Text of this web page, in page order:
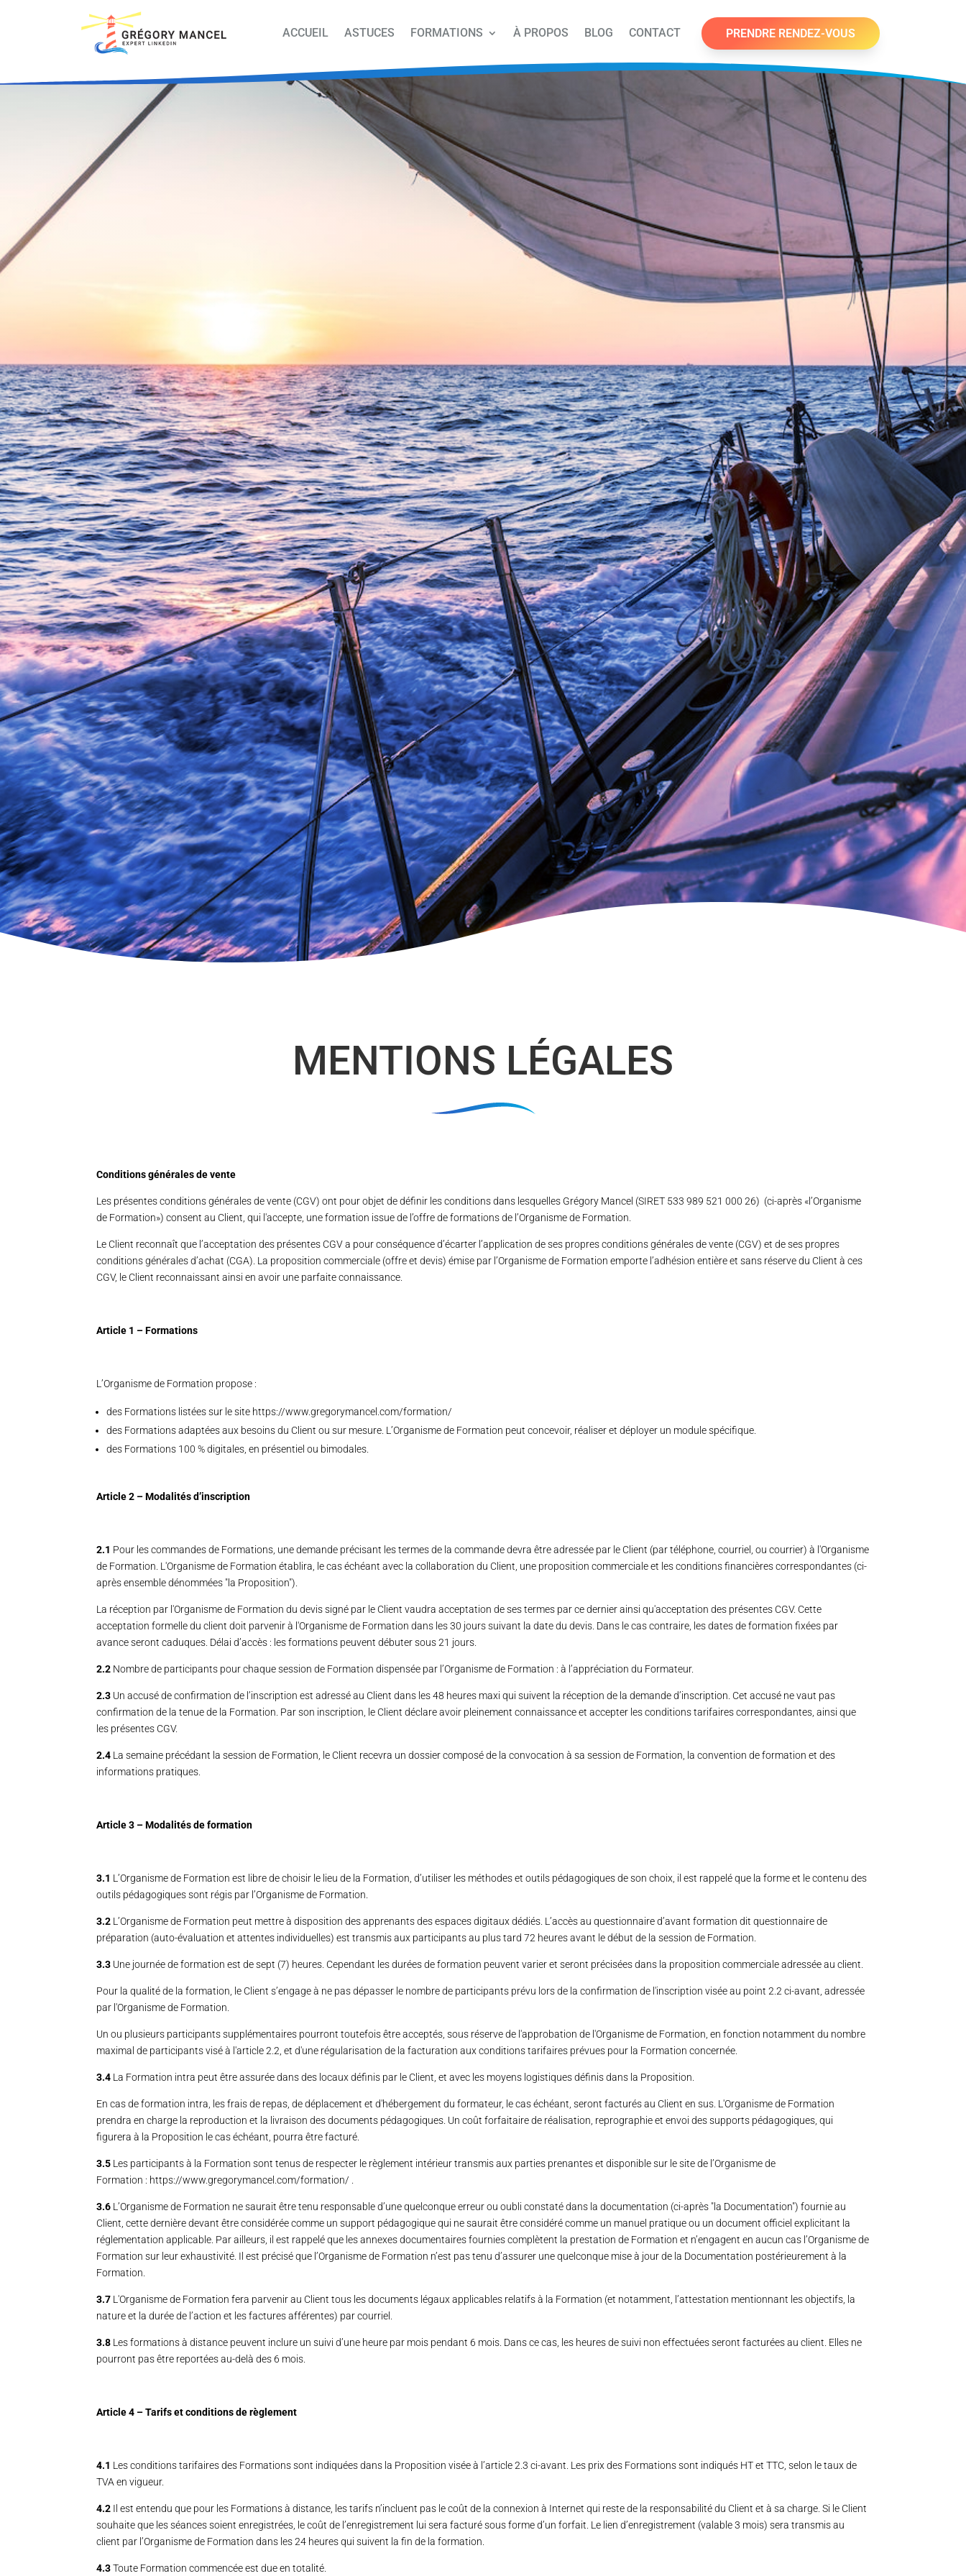
ACCUEIL ASTUCES FORMATIONS À PROPOS BLOG CONTACT PRENDRE RENDEZ-VOUS
MENTIONS LÉGALES
Conditions générales de vente
Les présentes conditions générales de vente (CGV) ont pour objet de définir les conditions dans lesquelles Grégory Mancel (SIRET 533 989 521 000 26) (ci-après «l’Organisme
de Formation») consent au Client, qui l'accepte, une formation issue de l’offre de formations de l’Organisme de Formation.
Le Client reconnaît que l’acceptation des présentes CGV a pour conséquence d’écarter l’application de ses propres conditions générales de vente (CGV) et de ses propres
conditions générales d’achat (CGA). La proposition commerciale (offre et devis) émise par l’Organisme de Formation emporte l’adhésion entière et sans réserve du Client à ces
CGV, le Client reconnaissant ainsi en avoir une parfaite connaissance.
Article 1 – Formations
L’Organisme de Formation propose :
des Formations listées sur le site https://www.gregorymancel.com/formation/
des Formations adaptées aux besoins du Client ou sur mesure. L’Organisme de Formation peut concevoir, réaliser et déployer un module spécifique.
des Formations 100 % digitales, en présentiel ou bimodales.
Article 2 – Modalités d’inscription
2.1 Pour les commandes de Formations, une demande précisant les termes de la commande devra être adressée par le Client (par téléphone, courriel, ou courrier) à l'Organisme
de Formation. L'Organisme de Formation établira, le cas échéant avec la collaboration du Client, une proposition commerciale et les conditions financières correspondantes (ci-
après ensemble dénommées "la Proposition").
La réception par l'Organisme de Formation du devis signé par le Client vaudra acceptation de ses termes par ce dernier ainsi qu'acceptation des présentes CGV. Cette
acceptation formelle du client doit parvenir à l'Organisme de Formation dans les 30 jours suivant la date du devis. Dans le cas contraire, les dates de formation fixées par
avance seront caduques. Délai d’accès : les formations peuvent débuter sous 21 jours.
2.2 Nombre de participants pour chaque session de Formation dispensée par l’Organisme de Formation : à l’appréciation du Formateur.
2.3 Un accusé de confirmation de l’inscription est adressé au Client dans les 48 heures maxi qui suivent la réception de la demande d’inscription. Cet accusé ne vaut pas
confirmation de la tenue de la Formation. Par son inscription, le Client déclare avoir pleinement connaissance et accepter les conditions tarifaires correspondantes, ainsi que
les présentes CGV.
2.4 La semaine précédant la session de Formation, le Client recevra un dossier composé de la convocation à sa session de Formation, la convention de formation et des
informations pratiques.
Article 3 – Modalités de formation
3.1 L’Organisme de Formation est libre de choisir le lieu de la Formation, d’utiliser les méthodes et outils pédagogiques de son choix, il est rappelé que la forme et le contenu des
outils pédagogiques sont régis par l’Organisme de Formation.
3.2 L’Organisme de Formation peut mettre à disposition des apprenants des espaces digitaux dédiés. L’accès au questionnaire d’avant formation dit questionnaire de
préparation (auto-évaluation et attentes individuelles) est transmis aux participants au plus tard 72 heures avant le début de la session de Formation.
3.3 Une journée de formation est de sept (7) heures. Cependant les durées de formation peuvent varier et seront précisées dans la proposition commerciale adressée au client.
Pour la qualité de la formation, le Client s’engage à ne pas dépasser le nombre de participants prévu lors de la confirmation de l'inscription visée au point 2.2 ci-avant, adressée
par l'Organisme de Formation.
Un ou plusieurs participants supplémentaires pourront toutefois être acceptés, sous réserve de l'approbation de l'Organisme de Formation, en fonction notamment du nombre
maximal de participants visé à l'article 2.2, et d'une régularisation de la facturation aux conditions tarifaires prévues pour la Formation concernée.
3.4 La Formation intra peut être assurée dans des locaux définis par le Client, et avec les moyens logistiques définis dans la Proposition.
En cas de formation intra, les frais de repas, de déplacement et d'hébergement du formateur, le cas échéant, seront facturés au Client en sus. L'Organisme de Formation
prendra en charge la reproduction et la livraison des documents pédagogiques. Un coût forfaitaire de réalisation, reprographie et envoi des supports pédagogiques, qui
figurera à la Proposition le cas échéant, pourra être facturé.
3.5 Les participants à la Formation sont tenus de respecter le règlement intérieur transmis aux parties prenantes et disponible sur le site de l’Organisme de
Formation : https://www.gregorymancel.com/formation/ .
3.6 L’Organisme de Formation ne saurait être tenu responsable d’une quelconque erreur ou oubli constaté dans la documentation (ci-après "la Documentation") fournie au
Client, cette dernière devant être considérée comme un support pédagogique qui ne saurait être considéré comme un manuel pratique ou un document officiel explicitant la
réglementation applicable. Par ailleurs, il est rappelé que les annexes documentaires fournies complètent la prestation de Formation et n’engagent en aucun cas l’Organisme de
Formation sur leur exhaustivité. Il est précisé que l’Organisme de Formation n’est pas tenu d’assurer une quelconque mise à jour de la Documentation postérieurement à la
Formation.
3.7 L'Organisme de Formation fera parvenir au Client tous les documents légaux applicables relatifs à la Formation (et notamment, l’attestation mentionnant les objectifs, la
nature et la durée de l’action et les factures afférentes) par courriel.
3.8 Les formations à distance peuvent inclure un suivi d’une heure par mois pendant 6 mois. Dans ce cas, les heures de suivi non effectuées seront facturées au client. Elles ne
pourront pas être reportées au-delà des 6 mois.
Article 4 – Tarifs et conditions de règlement
4.1 Les conditions tarifaires des Formations sont indiquées dans la Proposition visée à l’article 2.3 ci-avant. Les prix des Formations sont indiqués HT et TTC, selon le taux de
TVA en vigueur.
4.2 Il est entendu que pour les Formations à distance, les tarifs n’incluent pas le coût de la connexion à Internet qui reste de la responsabilité du Client et à sa charge. Si le Client
souhaite que les séances soient enregistrées, le coût de l’enregistrement lui sera facturé sous forme d’un forfait. Le lien d’enregistrement (valable 3 mois) sera transmis au
client par l’Organisme de Formation dans les 24 heures qui suivent la fin de la formation.
4.3Toute Formation commencée est due en totalité.